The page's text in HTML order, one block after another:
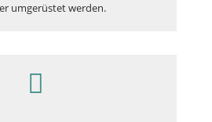
umgerüstet werden.
